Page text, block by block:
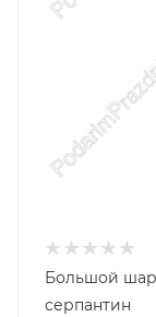
Большой шар
серпантин